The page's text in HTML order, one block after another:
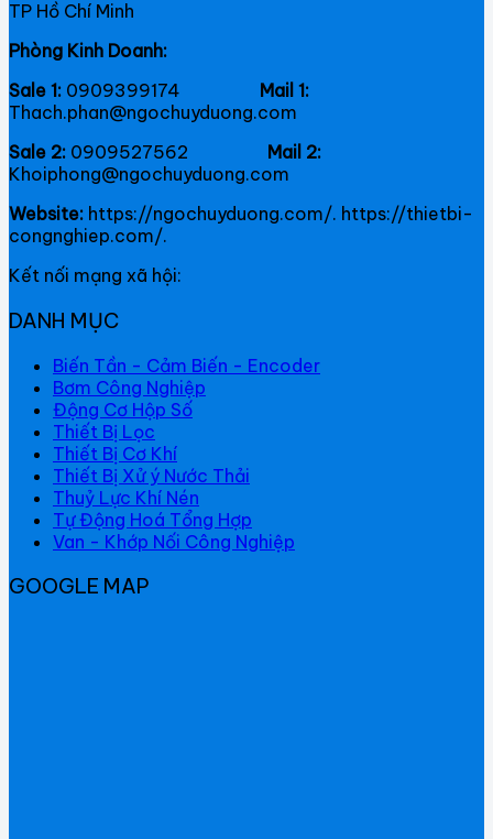
TP Hồ Chí Minh
Phòng Kinh Doanh:
Sale 1: 0909399174 Mail 1:
Thach.phan@ngochuyduong.com
Sale 2: 0909527562 Mail 2:
Khoiphong@ngochuyduong.com
Website: https://ngochuyduong.com/. https://thietbi-
congnghiep.com/.
Kết nối mạng xã hội:
DANH MỤC
Biến Tần - Cảm Biến - Encoder
Bơm Công Nghiệp
Động Cơ Hộp Số
Thiết Bị Lọc
Thiết Bị Cơ Khí
Thiết Bị Xử ý Nước Thải
Thuỷ Lực Khí Nén
Tự Động Hoá Tổng Hợp
Van - Khớp Nối Công Nghiệp
GOOGLE MAP